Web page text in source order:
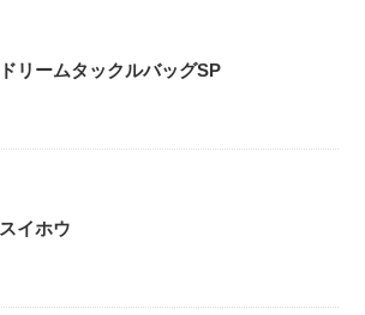
ドリームタックルバッグSP
スイホウ